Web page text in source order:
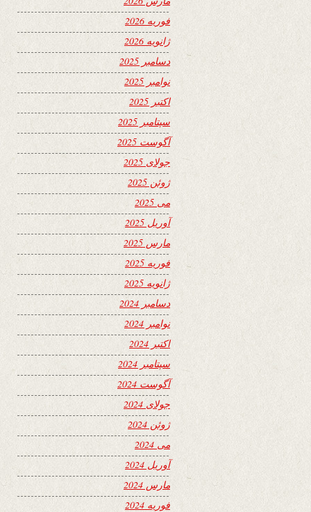
فوریه 2026
ژانویه 2026
دسامبر 2025
نوامبر 2025
اکتبر 2025
سپتامبر 2025
آگوست 2025
جولای 2025
ژوئن 2025
می 2025
آوریل 2025
مارس 2025
فوریه 2025
ژانویه 2025
دسامبر 2024
نوامبر 2024
اکتبر 2024
سپتامبر 2024
آگوست 2024
جولای 2024
ژوئن 2024
می 2024
آوریل 2024
مارس 2024
فوریه 2024